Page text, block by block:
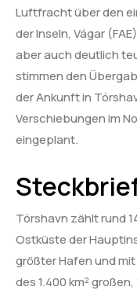
Luftfracht über den
der Inseln, Vágar
aber auch deutlich
stimmen den
der Ankunft in
Verschiebungen im
eingeplant.
Tórshavn zählt rund
Ostküste der
größter Hafen und
des 1.400 km²